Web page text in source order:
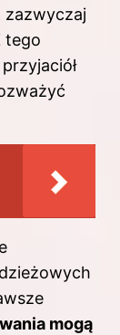
zazwyczaj
tego
mogą